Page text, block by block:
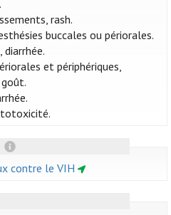
rash.
buccales ou périorales.
et périphériques,
contre le VIH